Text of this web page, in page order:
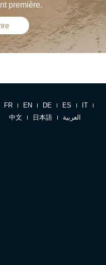
première.
FR EN DE ES
IT
中文
日本語 العربية